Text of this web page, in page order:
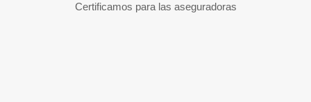
Certificamos para las aseguradoras